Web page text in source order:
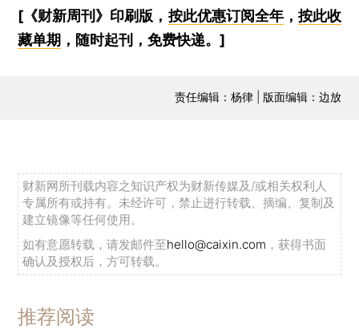
[《财新周刊》印刷版， 按此优惠订阅全年， 按此收
藏单期 ，随时起刊，免费快递。]
责任编辑：杨律 | 版面编辑：边放
财新网所刊载内容之知识产权为财新传媒及/或相关权利人
专属所有或持有。未经许可，禁止进行转载、摘编、复制及
建立镜像等任何使用。
如有意愿转载，请发邮件至hello@caixin.com ，获得书面
确认及授权后，方可转载。
推荐阅读